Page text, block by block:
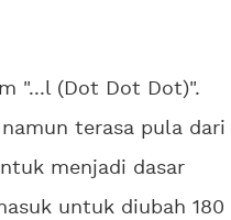
"...l (Dot Dot Dot)".
terasa pula dari
menjadi dasar
untuk diubah 180